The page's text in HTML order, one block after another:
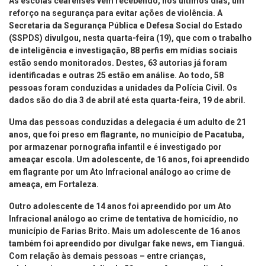
reforço na segurança para evitar ações de violência. A
Secretaria da Segurança Pública e Defesa Social do Estado
(SSPDS) divulgou, nesta quarta-feira (19), que com o trabalho
de inteligência e investigação, 88 perfis em mídias sociais
estão sendo monitorados. Destes, 63 autorias já foram
identificadas e outras 25 estão em análise. Ao todo, 58
pessoas foram conduzidas a unidades da Polícia Civil. Os
dados são do dia 3 de abril até esta quarta-feira, 19 de abril.
Uma das pessoas conduzidas a delegacia é um adulto de 21
anos, que foi preso em flagrante, no município de Pacatuba,
por armazenar pornografia infantil e é investigado por
ameaçar escola. Um adolescente, de 16 anos, foi apreendido
em flagrante por um Ato Infracional análogo ao crime de
ameaça, em Fortaleza.
Outro adolescente de 14 anos foi apreendido por um Ato
Infracional análogo ao crime de tentativa de homicídio, no
município de Farias Brito. Mais um adolescente de 16 anos
também foi apreendido por divulgar fake news, em Tianguá.
Com relação às demais pessoas – entre crianças,